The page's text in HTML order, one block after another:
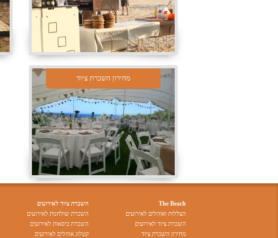
מחירון השכרת ציוד
The Beach
הצללות ואוהלים לאירועים
השכרת ציוד לאירועים
מחירון השכרת ציוד
השכרת ציוד לאירועים
השכרת שולחנות לאירועים
השכרת כיסאות לאירועים
קטלוג אוהלים לאירועים